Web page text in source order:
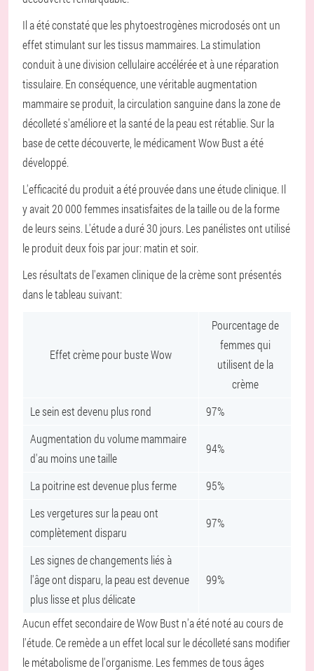
Il a été constaté que les phytoestrogènes microdosés ont un
effet stimulant sur les tissus mammaires. La stimulation
conduit à une division cellulaire accélérée et à une réparation
tissulaire. En conséquence, une véritable augmentation
mammaire se produit, la circulation sanguine dans la zone de
décolleté s'améliore et la santé de la peau est rétablie. Sur la
base de cette découverte, le médicament Wow Bust a été
développé.
L'efficacité du produit a été prouvée dans une étude clinique. Il
y avait 20 000 femmes insatisfaites de la taille ou de la forme
de leurs seins. L'étude a duré 30 jours. Les panélistes ont utilisé
le produit deux fois par jour: matin et soir.
Les résultats de l'examen clinique de la crème sont présentés
dans le tableau suivant:
Effet crème pour buste Wow
Pourcentage de
femmes qui
utilisent de la
crème
Le sein est devenu plus rond
97%
Augmentation du volume mammaire
d'au moins une taille
94%
La poitrine est devenue plus ferme
95%
Les vergetures sur la peau ont
complètement disparu
97%
Les signes de changements liés à
l'âge ont disparu, la peau est devenue
plus lisse et plus délicate
99%
Aucun effet secondaire de Wow Bust n'a été noté au cours de
l'étude. Ce remède a un effet local sur le décolleté sans modifier
le métabolisme de l'organisme. Les femmes de tous âges